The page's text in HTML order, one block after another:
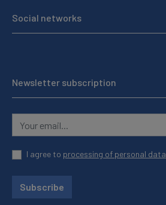
Social networks
Newsletter subscription
I agree to processing of personal data
Subscribe